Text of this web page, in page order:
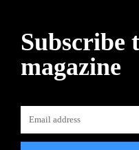
Subscribe
magazine